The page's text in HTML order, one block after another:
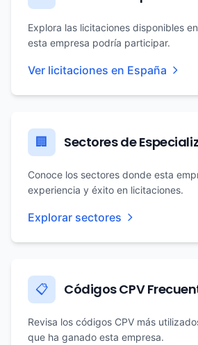
Explora las licitaciones disponibles
esta empresa podría participar.
Ver licitaciones en España
🏢 Sectores de
Conoce los sectores donde esta
experiencia y éxito en licitaciones.
Explorar sectores
📋 Códigos CPV
Revisa los códigos CPV más
que ha ganado esta empresa.